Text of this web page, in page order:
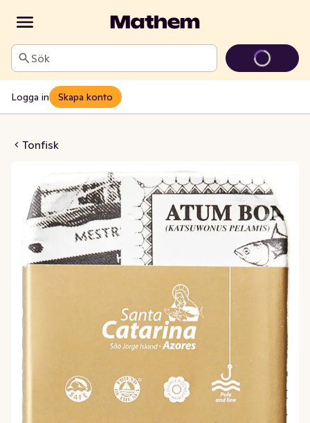
Sök
Logga in Skapa konto
TonfiskOlivolja